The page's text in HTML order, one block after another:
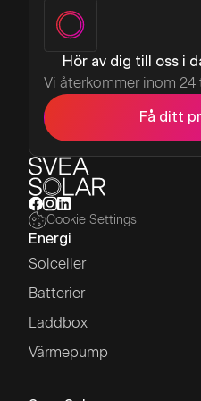
Hör av dig till oss i
Vi återkommer inom
Få ditt
Cookie Settings
Energi
Solceller
Batterier
Laddbox
Värmepump